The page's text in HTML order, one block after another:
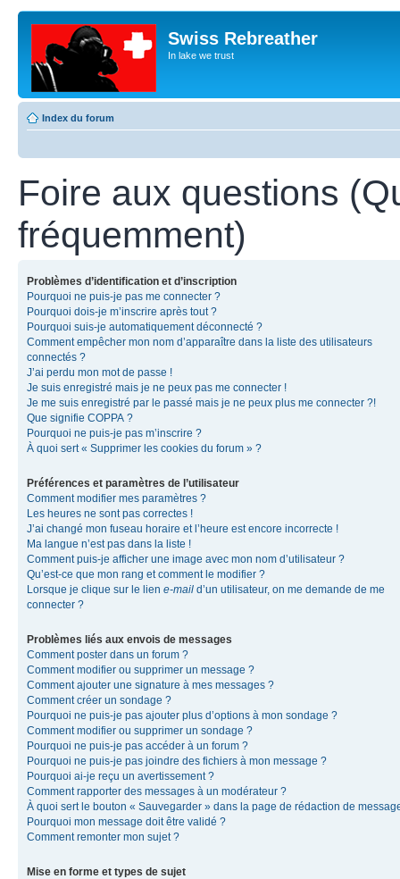
Swiss Rebreather
In lake we trust
Index du forum
Foire aux questions
fréquemment)
Problèmes d’identification et d’inscription
Pourquoi ne puis-je pas me connecter ?
Pourquoi dois-je m’inscrire après tout ?
Pourquoi suis-je automatiquement déconnecté ?
Comment empêcher mon nom d’apparaître dans la liste des utilisateurs
connectés ?
J’ai perdu mon mot de passe !
Je suis enregistré mais je ne peux pas me connecter !
Je me suis enregistré par le passé mais je ne peux plus me connecter ?!
Que signifie COPPA ?
Pourquoi ne puis-je pas m’inscrire ?
À quoi sert « Supprimer les cookies du forum » ?
Préférences et paramètres de l’utilisateur
Comment modifier mes paramètres ?
Les heures ne sont pas correctes !
J’ai changé mon fuseau horaire et l’heure est encore incorrecte !
Ma langue n’est pas dans la liste !
Comment puis-je afficher une image avec mon nom d’utilisateur ?
Qu’est-ce que mon rang et comment le modifier ?
Lorsque je clique sur le lien e-mail d’un utilisateur, on me demande de me
connecter ?
Problèmes liés aux envois de messages
Comment poster dans un forum ?
Comment modifier ou supprimer un message ?
Comment ajouter une signature à mes messages ?
Comment créer un sondage ?
Pourquoi ne puis-je pas ajouter plus d’options à mon sondage ?
Comment modifier ou supprimer un sondage ?
Pourquoi ne puis-je pas accéder à un forum ?
Pourquoi ne puis-je pas joindre des fichiers à mon message ?
Pourquoi ai-je reçu un avertissement ?
Comment rapporter des messages à un modérateur ?
À quoi sert le bouton « Sauvegarder » dans la page de rédaction de
Pourquoi mon message doit être validé ?
Comment remonter mon sujet ?
Mise en forme et types de sujet